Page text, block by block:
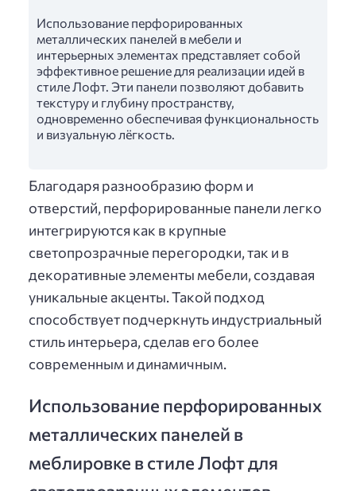
Использование перфорированных
металлических панелей в мебели и
интерьерных элементах представляет собой
эффективное решение для реализации идей в
стиле Лофт. Эти панели позволяют добавить
текстуру и глубину пространству,
одновременно обеспечивая функциональность
и визуальную лёгкость.
Благодаря разнообразию форм и
отверстий, перфорированные панели легко
интегрируются как в крупные
светопрозрачные перегородки, так и в
декоративные элементы мебели, создавая
уникальные акценты. Такой подход
способствует подчеркнуть индустриальный
стиль интерьера, сделав его более
современным и динамичным.
Использование перфорированных
металлических панелей в
меблировке в стиле Лофт для